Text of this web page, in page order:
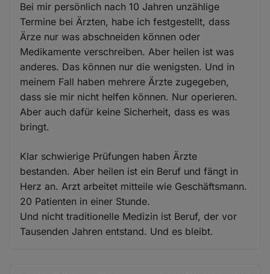
Bei mir persönlich nach 10 Jahren unzählige
Termine bei Ärzten, habe ich festgestellt, dass
Ärze nur was abschneiden können oder
Medikamente verschreiben. Aber heilen ist was
anderes. Das können nur die wenigsten. Und in
meinem Fall haben mehrere Ärzte zugegeben,
dass sie mir nicht helfen können. Nur operieren.
Aber auch dafür keine Sicherheit, dass es was
bringt.
Klar schwierige Prüfungen haben Ärzte
bestanden. Aber heilen ist ein Beruf und fängt in
Herz an. Arzt arbeitet mitteile wie Geschäftsmann.
20 Patienten in einer Stunde.
Und nicht traditionelle Medizin ist Beruf, der vor
Tausenden Jahren entstand. Und es bleibt.